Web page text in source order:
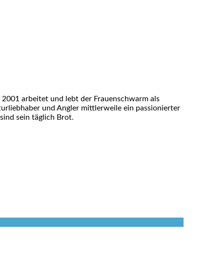
arbeitet und lebt der Frauenschwarm als
und Angler mittlerweile ein passionierter
sein täglich Brot.